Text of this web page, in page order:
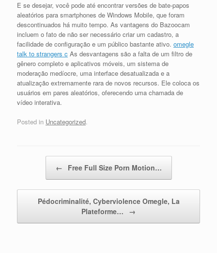
E se desejar, você pode até encontrar versões de bate-papos
aleatórios para smartphones de Windows Mobile, que foram
descontinuados há muito tempo. As vantagens do Bazoocam
incluem o fato de não ser necessário criar um cadastro, a
facilidade de configuração e um público bastante ativo. omegle
talk to strangers c As desvantagens são a falta de um filtro de
gênero completo e aplicativos móveis, um sistema de
moderação medíocre, uma interface desatualizada e a
atualização extremamente rara de novos recursos. Ele coloca os
usuários em pares aleatórios, oferecendo uma chamada de
vídeo interativa.
Posted in Uncategorized.
← Free Full Size Porn Motion…
Pédocriminalité, Cyberviolence Omegle, La
Plateforme…
→